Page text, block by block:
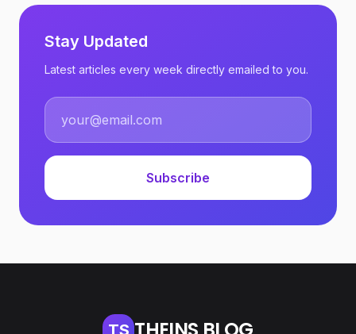
Stay Updated
Latest articles every week directly emailed to you.
Subscribe
TS